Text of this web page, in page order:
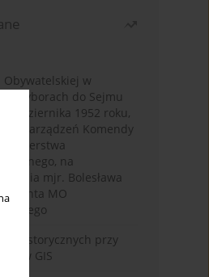
Obywatelskiej w
i wyborach do Sejmu
1952 roku,
i zarządzeń Komendy
na
mjr. Bolesława
MO
historycznych przy
GIS